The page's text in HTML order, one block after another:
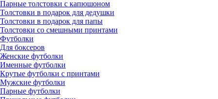
Парные толстовки с капюшоном
Толстовки в подарок для дедушки
Толстовки в подарок для папы
Толстовки со смешными принтами
Футболки
Для боксеров
Женские футболки
Именные футболки
Крутые футболки с принтами
Мужские футболки
Парные футболки